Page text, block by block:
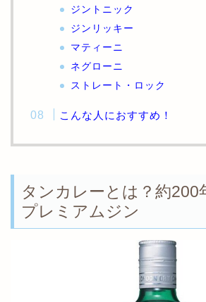
ジントニック
ジンリッキー
マティーニ
ネグローニ
ストレート・ロック
こんな人におすすめ！
タンカレーとは？約200
プレミアムジン